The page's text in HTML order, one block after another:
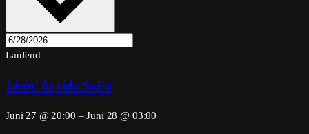
Laufend
Livin‘ la vida SoFa
Juni 27 @ 20:00 –Juni 28 @ 03:00